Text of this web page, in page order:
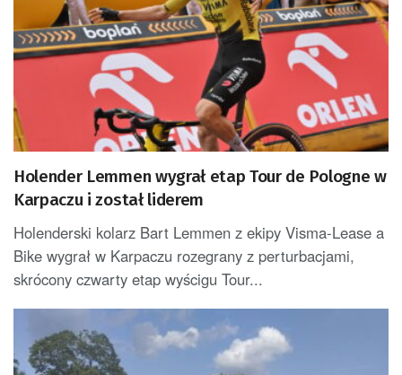
Holender Lemmen wygrał etap Tour de Pologne w
Karpaczu i został liderem
Holenderski kolarz Bart Lemmen z ekipy Visma-Lease a
Bike wygrał w Karpaczu rozegrany z perturbacjami,
skrócony czwarty etap wyścigu Tour...